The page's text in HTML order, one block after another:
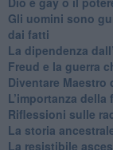
​Gli uomini sono
dai fatti
La dipendenza
​Freud e la guerra
​Diventare
L’importanza
Riflessioni sulle
​La storia
​La resistibile